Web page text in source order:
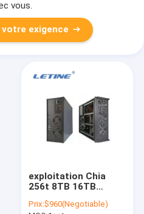
vous.
votre exigence
exploitation Chia
256t 8TB 16TB
de 512t Sata Hdd
Prix:$960(Negotiable)